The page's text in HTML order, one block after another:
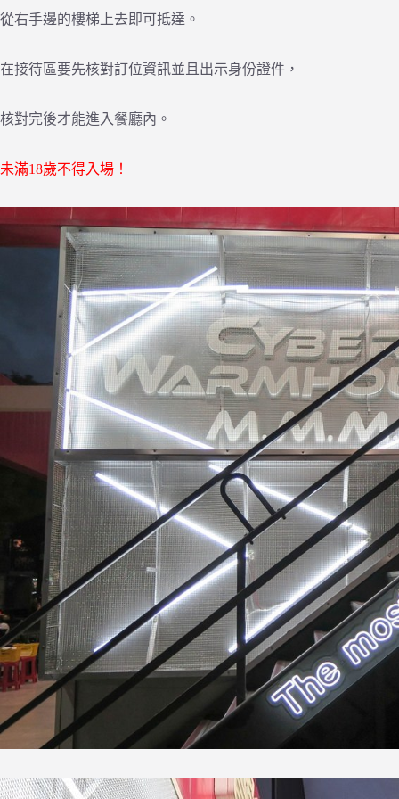
從右手邊的樓梯上去即可抵達。
在接待區要先核對訂位資訊並且出示身份證件，
核對完後才能進入餐廳內。
未滿18歲不得入場！